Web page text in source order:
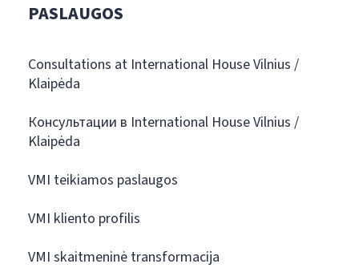
PASLAUGOS
Consultations at International House Vilnius /
Klaipėda
Консультации в International House Vilnius /
Klaipėda
VMI teikiamos paslaugos
VMI kliento profilis
VMI skaitmeninė transformacija